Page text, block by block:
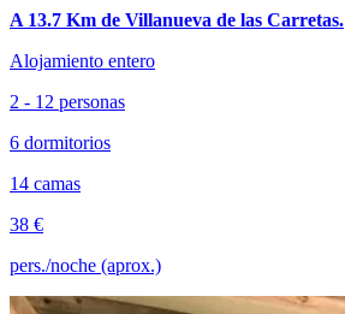
A 13.7 Km de Villanueva de las Carretas.
Alojamiento entero
2 - 12 personas
6 dormitorios
14 camas
38 €
pers./noche (aprox.)